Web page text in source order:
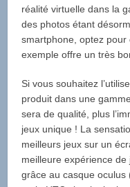
réalité virtuelle dans la
des photos étant
smartphone, optez
exemple offre un très
Si vous souhaitez
produit dans une
sera de qualité, plus
jeux unique ! La
meilleurs jeux sur un
meilleure expérience
grâce au casque oculus